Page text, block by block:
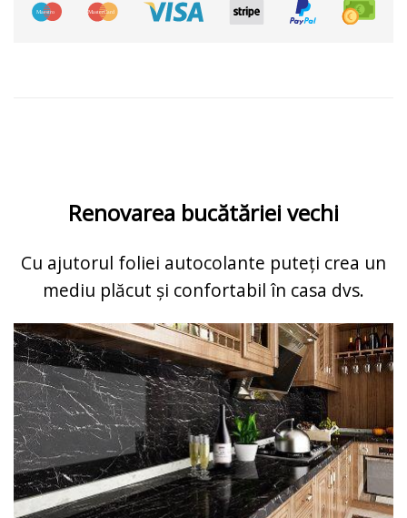
Renovarea bucătăriei vechi
Cu ajutorul foliei autocolante puteți crea un
mediu plăcut și confortabil în casa dvs.